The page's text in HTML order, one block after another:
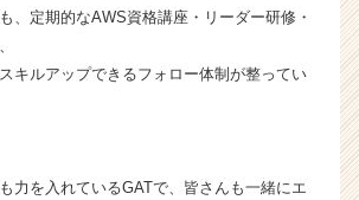
届
活
チ
、定期的なAWS資格講座・リーダー研修・
キルアップできるフォロー体制が整ってい
力を入れているGATで、皆さんも一緒にエ